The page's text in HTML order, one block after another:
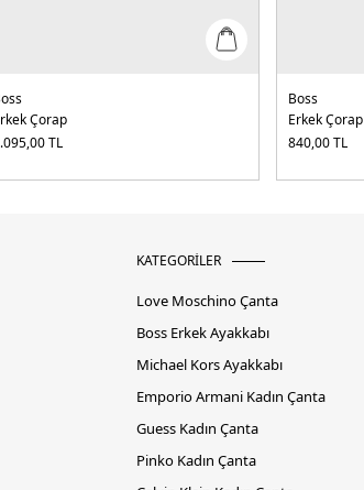
Çorap
TL
Boss
Erkek Çorap
840,00TL
KATEGORİLER
Love Moschino Çanta
Boss Erkek Ayakkabı
Michael Kors Ayakkabı
Emporio Armani Kadın Çanta
Guess Kadın Çanta
Pinko Kadın Çanta